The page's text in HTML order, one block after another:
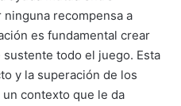
recompensa a
es fundamental crear
todo el juego. Esta
y la superación de los
contexto que le da